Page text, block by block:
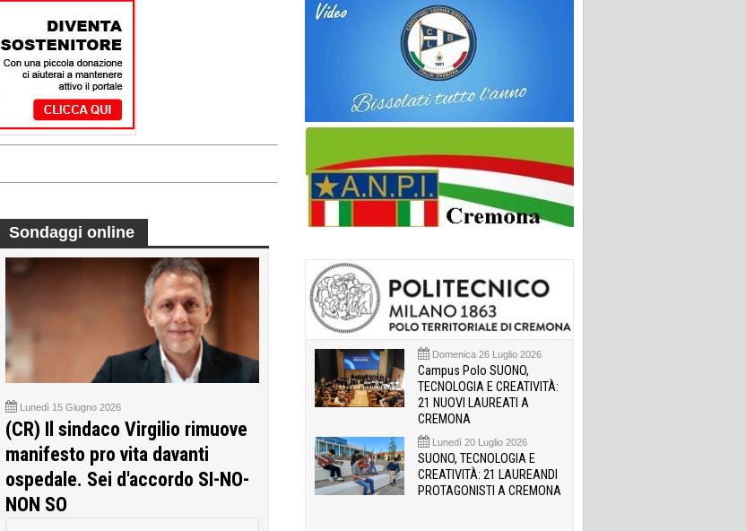
Sondaggi online
Lunedì 15 Giugno 2026
(CR) Il sindaco Virgilio rimuove
manifesto pro vita davanti
ospedale. Sei d'accordo SI-NO-
NON SO
Domenica 26 Luglio 2026
Campus Polo SUONO,
TECNOLOGIA E CREATIVITÀ:
21 NUOVI LAUREATI A
CREMONA
Lunedì 20 Luglio 2026
SUONO, TECNOLOGIA E
CREATIVITÀ: 21 LAUREANDI
PROTAGONISTI A CREMONA